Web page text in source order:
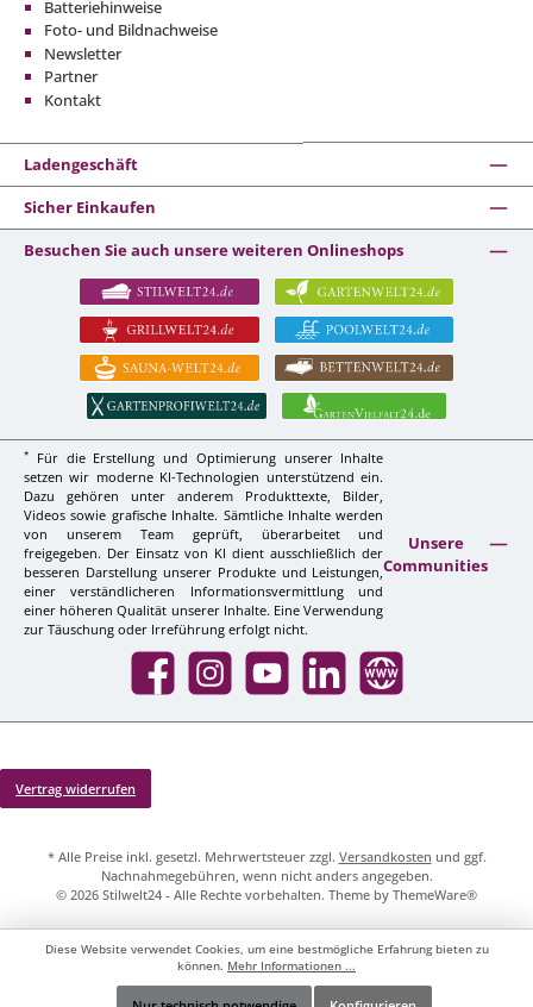
Batteriehinweise
Foto- und Bildnachweise
Newsletter
Partner
Kontakt
Ladengeschäft
Sicher Einkaufen
Besuchen Sie auch unsere weiteren Onlineshops
*
Für die Erstellung und Optimierung unserer Inhalte
setzen wir moderne KI-Technologien unterstützend ein.
Dazu gehören unter anderem Produkttexte, Bilder,
Videos sowie grafische Inhalte. Sämtliche Inhalte werden
von unserem Team geprüft, überarbeitet und
freigegeben. Der Einsatz von KI dient ausschließlich der
besseren Darstellung unserer Produkte und Leistungen,
einer verständlicheren Informationsvermittlung und
einer höheren Qualität unserer Inhalte. Eine Verwendung
zur Täuschung oder Irreführung erfolgt nicht.
Unsere
Communities
Facebook InstagramYouTube LinkedIn Website
Vertrag widerrufen
* Alle Preise inkl. gesetzl. Mehrwertsteuer zzgl. Versandkosten und ggf.
Nachnahmegebühren, wenn nicht anders angegeben.
© 2026 Stilwelt24 - Alle Rechte vorbehalten. Theme by ThemeWare®
Diese Website verwendet Cookies, um eine bestmögliche Erfahrung bieten zu
können. Mehr Informationen ...